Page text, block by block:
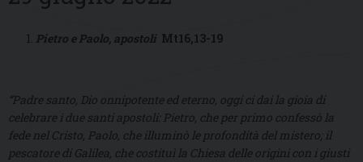
Pietro e Paolo, apostoli Mt16,13-19
“Padre santo, Dio onnipotente ed eterno, oggi ci dai la gioia di
celebrare i due santi apostoli: Pietro, che per primo confessò la
fede nel Cristo, Paolo, che illuminò le profondità del mistero; il
pescatore di Galilea, che costituì la Chiesa delle origini con i giusti